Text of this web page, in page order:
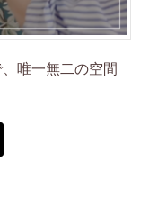
唯一無二の空間